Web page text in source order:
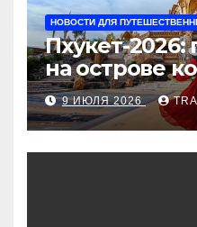
НОВОСТИ ДЛЯ
Пхукет-2026:
на острове
9 ИЮЛЯ 2026